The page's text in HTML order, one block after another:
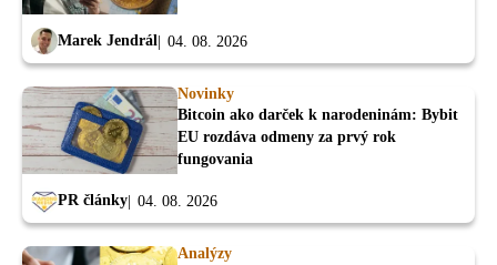
Marek Jendrál 04. 08. 2026
Novinky
Bitcoin ako darček k narodeninám: Bybit
EU rozdáva odmeny za prvý rok
fungovania
PR články 04. 08. 2026
Analýzy